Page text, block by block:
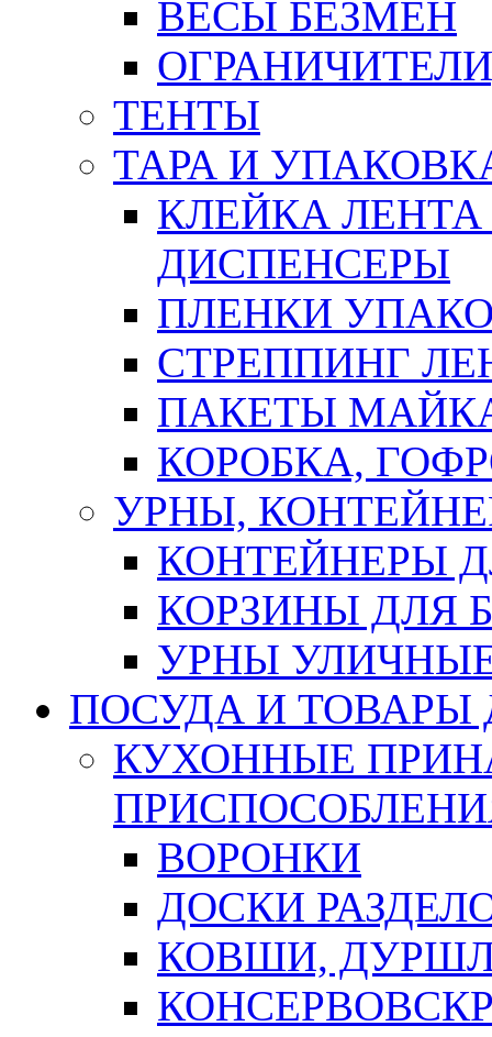
ВЕСЫ БЕЗМЕН
ТЕНТЫ
ТАРА И
КЛЕЙКА
ДИСПЕНСЕРЫ
ПЛЕНКИ
СТРЕППИНГ
ПАКЕТЫ
КОРОБКА,
УРНЫ,
КОНТЕЙНЕРЫ
КОРЗИНЫ ДЛЯ
УРНЫ
ПОСУДА И ТОВАРЫ
КУХОННЫЕ
ВОРОНКИ
ДОСКИ
КОВШИ,